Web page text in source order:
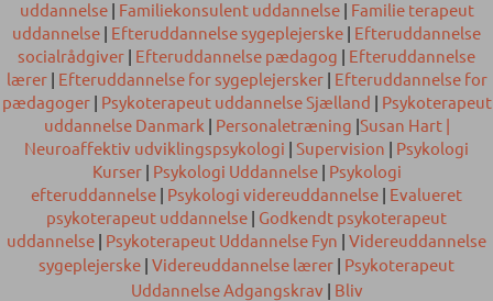
uddannelse| Familiekonsulent uddannelse| Familie terapeut
uddannelse
Efteruddannelse sygeplejerske
Efteruddannelse
socialrådgiver
Efteruddannelse pædagog
Efteruddannelse
lærer| Efteruddannelse for sygeplejersker| Efteruddannelse for
pædagoger| Psykoterapeut uddannelse Sjælland
Psykoterapeut
uddannelse Danmark
Personaletræning Susan Hart |
Neuroaffektiv udviklingspsykologi
Supervision
Psykologi
Kurser| Psykologi Uddannelse| Psykologi
efteruddannelse
Psykologi videreuddannelse
Evalueret
psykoterapeut uddannelse
Godkendt psykoterapeut
uddannelse
Psykoterapeut Uddannelse Fyn
Videreuddannelse
sygeplejerske Videreuddannelse lærer
Psykoterapeut
Uddannelse Adgangskrav
Bliv